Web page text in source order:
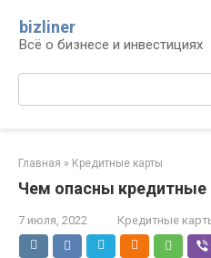
контенту
bizliner
Всё о бизнесе и инвестициях
Поиск:
Главная » Кредитные карты
Чем опасны кредитные
7 июля, 2022 Кредитные